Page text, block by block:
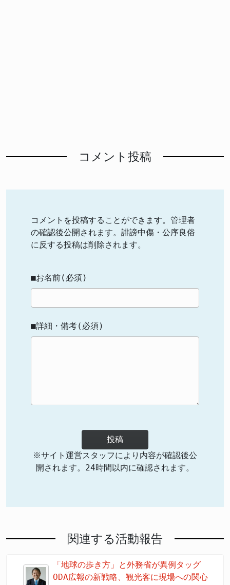
コメント投稿
コメントを投稿することができます。管理者
の確認後公開されます。誹謗中傷・公序良俗
に反する投稿は削除されます。
■お名前(必須)
■詳細・備考(必須)
投稿
※サイト運営スタッフにより内容が確認後公
開されます。24時間以内に確認されます。
関連する活動報告
「地球の歩き方」と外務省が異例タッグ
ODA広報の新戦略、観光客に現場への関心